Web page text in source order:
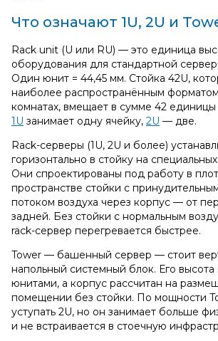
Что означают 1U, 2U и
Rack unit (U или RU) — это единица
оборудования для стандартной
Один юнит = 44,45 мм. Стойка 42U,
наиболее распространённым
комнатах, вмещает в сумме 42 единицы
1U занимает одну ячейку, 2U — две.
Rack‑серверы (1U, 2U и более)
горизонтально в стойку на
Они спроектированы под работу в
пространстве стойки с
потоком воздуха через корпус — от
задней. Без стойки с нормальным
rack‑сервер перегревается быстрее.
Tower — башенный сервер — стоит
напольный системный блок. Его высота
юнитами, а корпус рассчитан на
помещении без стойки. По мощности
уступать 2U, но он занимает больше
и не встраивается в стоечную